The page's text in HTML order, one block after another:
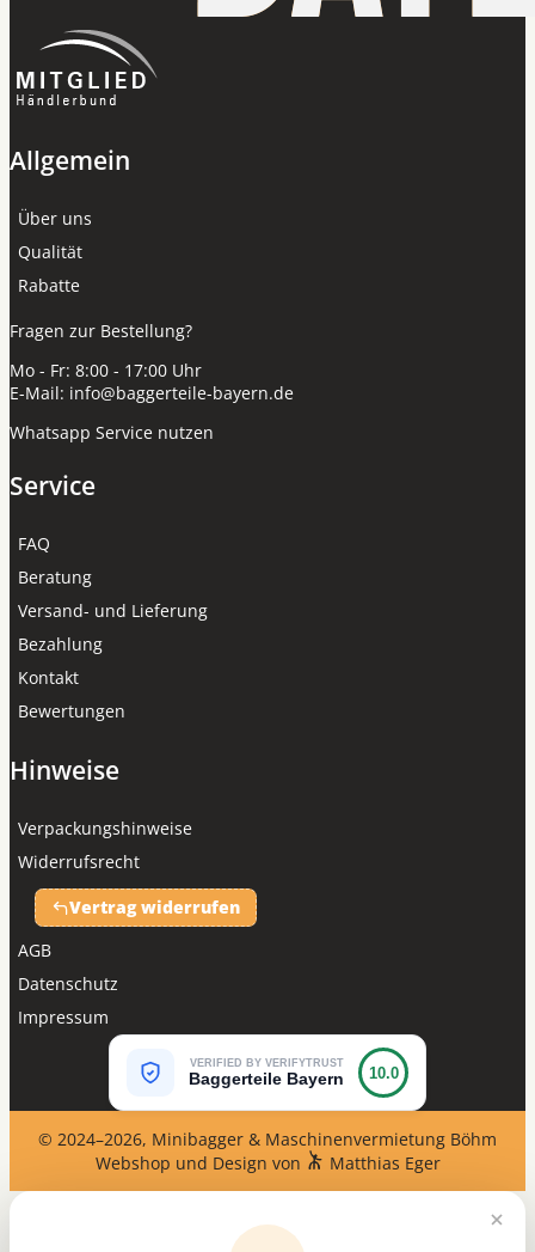
Allgemein
Über uns
Qualität
Rabatte
Fragen zur Bestellung?
Mo - Fr: 8:00 - 17:00 Uhr
E-Mail: info@baggerteile-bayern.de
Whatsapp Service nutzen
Service
FAQ
Beratung
Versand- und Lieferung
Bezahlung
Kontakt
Bewertungen
Hinweise
Verpackungshinweise
Widerrufsrecht
Vertrag widerrufen
AGB
Datenschutz
Impressum
VERIFIED BY VERIFYTRUST
Baggerteile Bayern 10.0
© 2024–2026, Minibagger & Maschinenvermietung Böhm
Webshop und Design von
Matthias Eger